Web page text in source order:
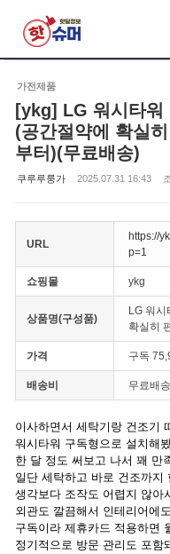
가전제품
[ykg] LG 워시타워
(공간절약에 확실
부터)(무료배송)
쿠루루룽가 2025.07.31 16:43
URL
https://
p=1
쇼핑몰 ykg
상품명(구성품)
LG 워시
확실히
가격 구독
배송비 무료배송
이사하면서 세탁기랑 건조기
워시타워 구독형으로 설치해
한 달 정도 써보고 나서 꽤 만
일단 세탁하고 바로 건조까지
생각보다 조작도 어렵지 않아
외관도 깔끔해서 인테리어에
구독이라 제휴카드 적용하면
정기적으로 방문 관리도 포함